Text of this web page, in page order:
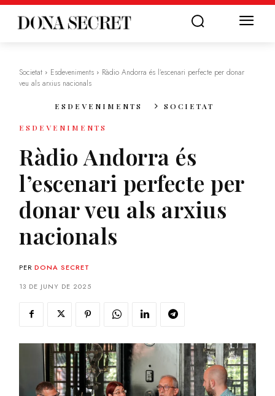
Societat Esdeveniments
Ràdio Andorra és l’escenari perfecte per donar
veu als arxius nacionals
ESDEVENIMENTS SOCIETAT
ESDEVENIMENTS
Ràdio Andorra és
l’escenari perfecte per
donar veu als arxius
nacionals
PER DONA SECRET
13 DE JUNY DE 2025